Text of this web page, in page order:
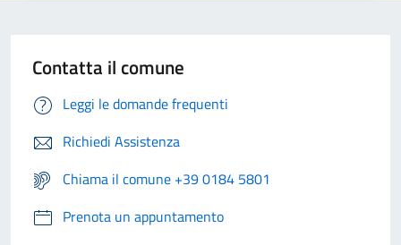
Contatta il comune
Leggi le domande frequenti
Richiedi Assistenza
Chiama il comune +39 0184 5801
Prenota un appuntamento